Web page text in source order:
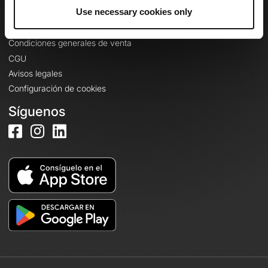
Use necessary cookies only
Información legal
Política de confidencialidad
Condiciones generales de venta
CGU
Avisos legales
Configuración de cookies
Síguenos